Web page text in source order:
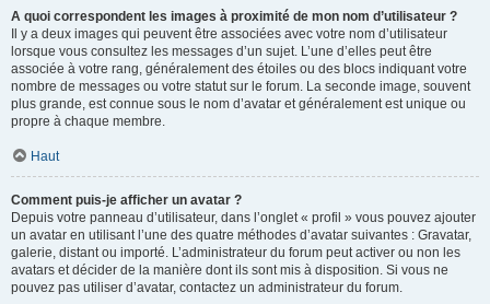
A quoi correspondent les images à proximité de mon nom d’utilisateur ?
Il y a deux images qui peuvent être associées avec votre nom d’utilisateur
lorsque vous consultez les messages d’un sujet. L’une d’elles peut être
associée à votre rang, généralement des étoiles ou des blocs indiquant votre
nombre de messages ou votre statut sur le forum. La seconde image, souvent
plus grande, est connue sous le nom d’avatar et généralement est unique ou
propre à chaque membre.
Haut
Comment puis-je afficher un avatar ?
Depuis votre panneau d’utilisateur, dans l’onglet « profil » vous pouvez ajouter
un avatar en utilisant l’une des quatre méthodes d’avatar suivantes : Gravatar,
galerie, distant ou importé. L’administrateur du forum peut activer ou non les
avatars et décider de la manière dont ils sont mis à disposition. Si vous ne
pouvez pas utiliser d’avatar, contactez un administrateur du forum.